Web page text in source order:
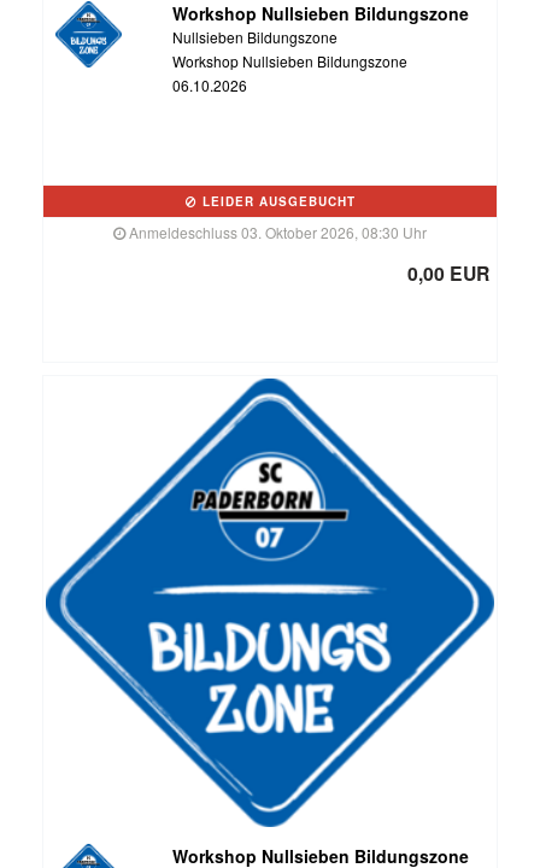
Workshop Nullsieben Bildungszone
Nullsieben Bildungszone
Workshop Nullsieben Bildungszone
06.10.2026
LEIDER AUSGEBUCHT
Anmeldeschluss 03. Oktober 2026, 08:30 Uhr
0,00 EUR
Workshop Nullsieben Bildungszone